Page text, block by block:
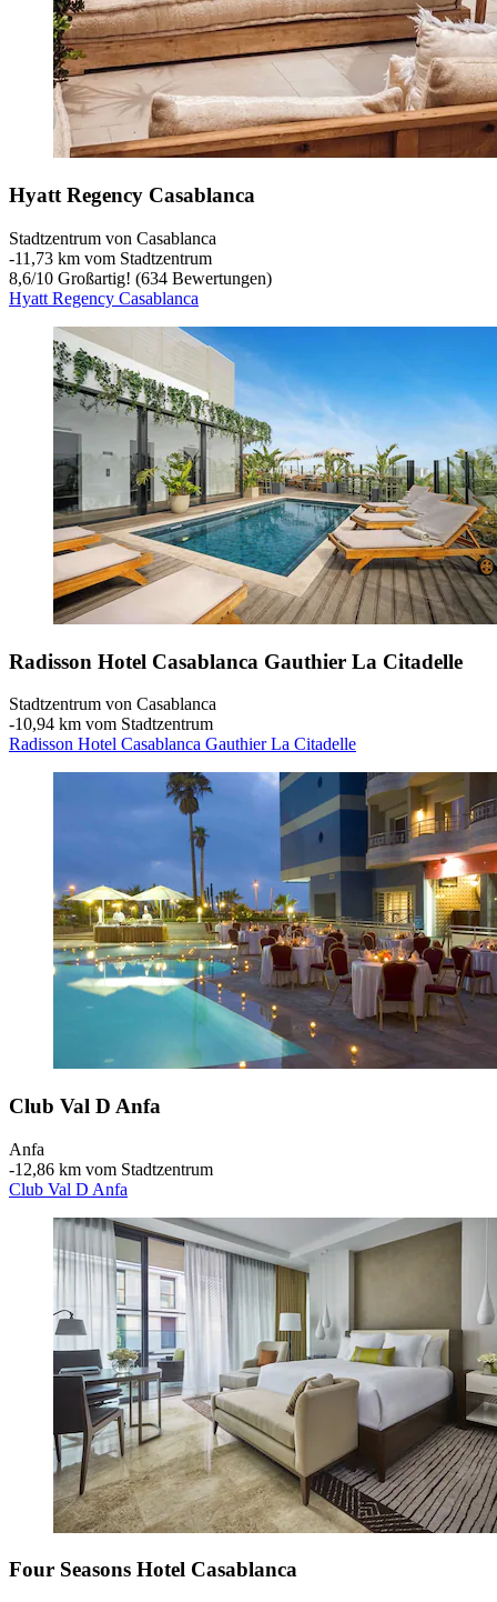
Hyatt Regency Casablanca
Stadtzentrum von Casablanca
‐11,73 km vom Stadtzentrum
8,6/10 Großartig! (634 Bewertungen)
Hyatt Regency Casablanca
Radisson Hotel Casablanca Gauthier La Citadelle
Stadtzentrum von Casablanca
‐10,94 km vom Stadtzentrum
Radisson Hotel Casablanca Gauthier La Citadelle
Club Val D Anfa
Anfa
‐12,86 km vom Stadtzentrum
Club Val D Anfa
Four Seasons Hotel Casablanca